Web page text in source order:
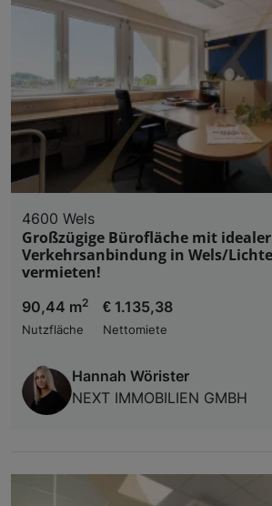
4600 Wels
Großzügige Bürofläche mit idealer
Verkehrsanbindung in Wels/
vermieten!
90,44 m2
Nutzfläche
€ 1.135,38
Nettomiete
Hannah Wörister
NEXT IMMOBILIEN GMBH